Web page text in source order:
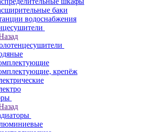
баки
водоснабжения
крепёж